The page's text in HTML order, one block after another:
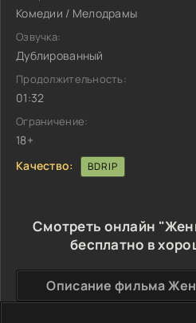
Комедии / Мелодрамы
Озвучка:
Дублированный
Продолжительность:
01:32
Ограничение:
18+
Качество:
BDRIP
Смотреть онлайн
бесплатно в
Описание фильма